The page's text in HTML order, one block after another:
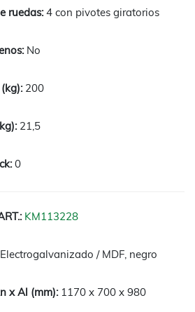
4 con pivotes giratorios
No
200
21,5
0
KM113228
Electrogalvanizado / MDF, negro
1170 x 700 x 980